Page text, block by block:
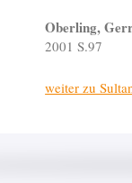
Oberling,
2001 S.97
weiter zu